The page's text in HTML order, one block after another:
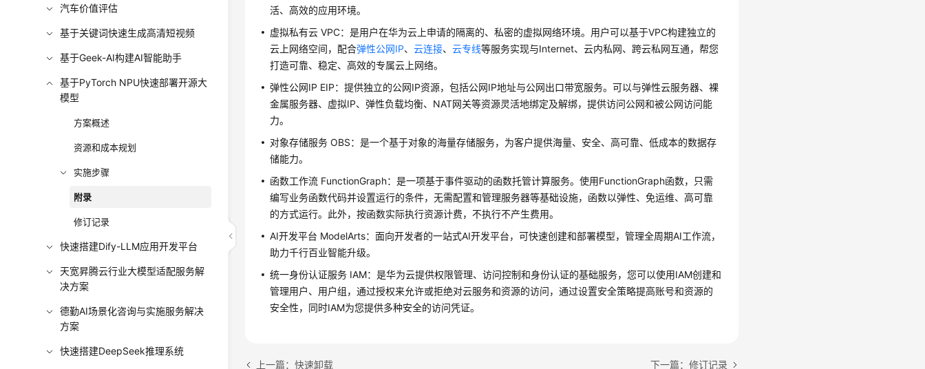
汽车价值评估
基于关键词快速生成高清短视频
基于Geek-AI构建AI智能助手
基于PyTorch NPU快速部署开源大
模型
方案概述
资源和成本规划
实施步骤
附录
修订记录
快速搭建Dify-LLM应用开发平台
天宽昇腾云行业大模型适配服务解
决方案
德勤AI场景化咨询与实施服务解决
方案
快速搭建DeepSeek推理系统
活、高效的应用环境。
虚拟私有云 VPC：是用户在华为云上申请的隔离的、私密的虚拟网络环境。用户可以基于VPC构建独立的
云上网络空间，配合弹性公网IP、云连接、云专线等服务实现与Internet、云内私网、跨云私网互通，帮您
打造可靠、稳定、高效的专属云上网络。
弹性公网IP EIP：提供独立的公网IP资源，包括公网IP地址与公网出口带宽服务。可以与弹性云服务器、裸
金属服务器、虚拟IP、弹性负载均衡、NAT网关等资源灵活地绑定及解绑，提供访问公网和被公网访问能
力。
对象存储服务 OBS：是一个基于对象的海量存储服务，为客户提供海量、安全、高可靠、低成本的数据存
储能力。
函数工作流 FunctionGraph：是一项基于事件驱动的函数托管计算服务。使用FunctionGraph函数，只需
编写业务函数代码并设置运行的条件，无需配置和管理服务器等基础设施，函数以弹性、免运维、高可靠
的方式运行。此外，按函数实际执行资源计费，不执行不产生费用。
AI开发平台 ModelArts：面向开发者的一站式AI开发平台，可快速创建和部署模型，管理全周期AI工作流，
助力千行百业智能升级。
统一身份认证服务 IAM：是华为云提供权限管理、访问控制和身份认证的基础服务，您可以使用IAM创建和
管理用户、用户组，通过授权来允许或拒绝对云服务和资源的访问，通过设置安全策略提高账号和资源的
安全性，同时IAM为您提供多种安全的访问凭证。
上一篇：快速卸载 下一篇：修订记录